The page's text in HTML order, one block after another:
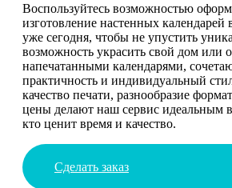
Воспользуйтесь возможностью
изготовление настенных
уже сегодня, чтобы не упустить
возможность украсить свой дом или
напечатанными календарями,
практичность и индивидуальный
качество печати, разнообразие
цены делают наш сервис идеальным
кто ценит время и качество.
Сделать заказ